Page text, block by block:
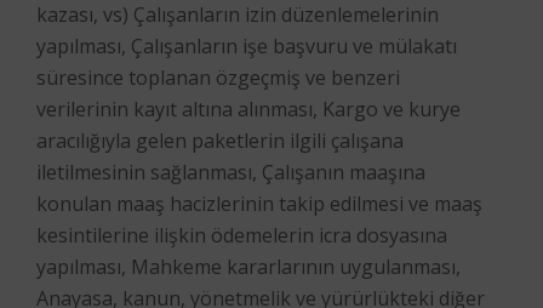
kazası, vs) Çalışanların izin düzenlemelerinin
yapılması, Çalışanların işe başvuru ve mülakatı
süresince toplanan özgeçmiş ve benzeri
verilerinin kayıt altına alınması, Kargo ve kurye
aracılığıyla gelen paketlerin ilgili çalışana
iletilmesinin sağlanması, Çalışanın maaşına
konulan maaş hacizlerinin takip edilmesi ve maaş
kesintilerine ilişkin ödemelerin icra dosyasına
yapılması, Mahkeme kararlarının uygulanması,
Anayasa, kanun, yönetmelik ve yürürlükteki diğer